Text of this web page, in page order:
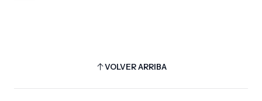
VOLVER ARRIBA